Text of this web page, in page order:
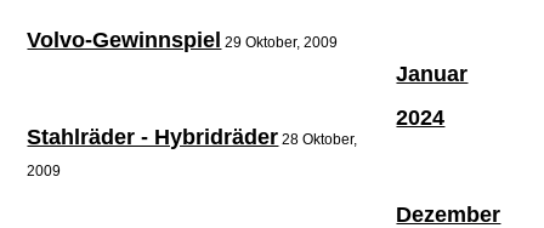
Volvo-Gewinnspiel 29 Oktober, 2009
Stahlräder - Hybridräder 28 Oktober,
2009
Januar
2024
Dezember